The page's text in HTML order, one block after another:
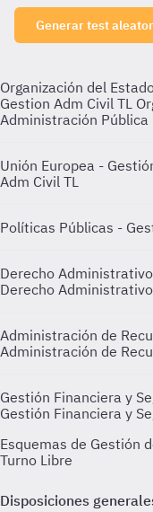
Generar test
Organización del
Gestion Adm Civil TL
Administración Pública
Unión Europea -
Adm Civil TL
Políticas Públicas -
Derecho
Derecho
Administración de
Administración de
Gestión Financiera y
Gestión Financiera y
Esquemas de Gestión
Turno Libre
Disposiciones